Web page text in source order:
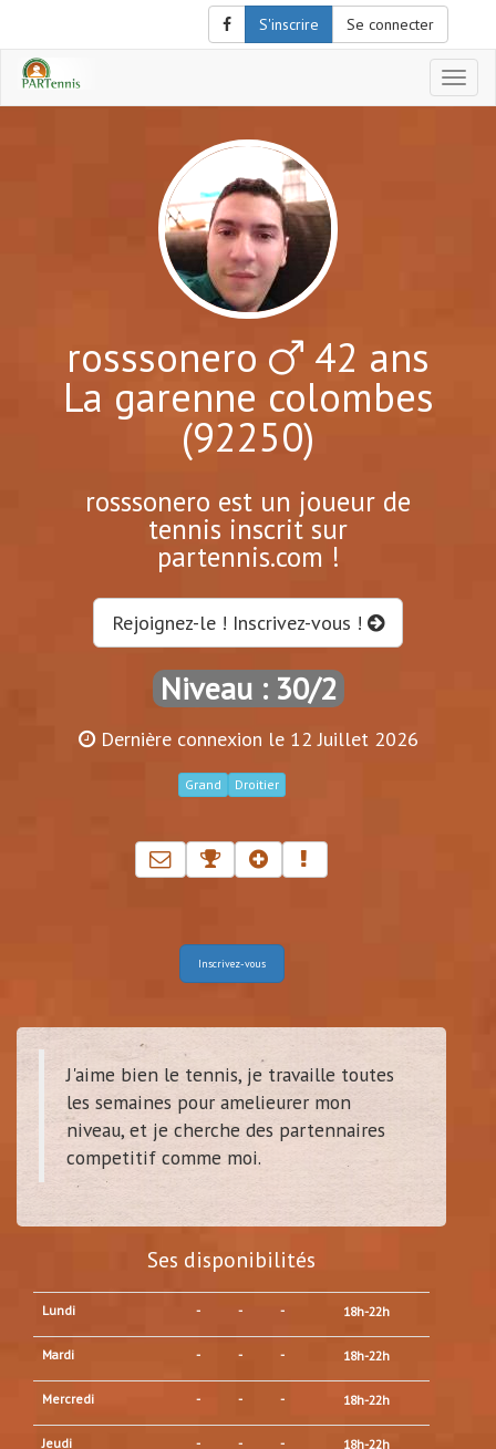
S'inscrire Se connecter
le
rosssonero 42 ans
La garenne colombes
(92250)
rosssonero est un joueur de
tennis inscrit sur
partennis.com !
Rejoignez-le ! Inscrivez-vous !
Niveau : 30/2
Dernière connexion le 12 Juillet 2026
Grand Droitier
Inscrivez-vous
J'aime bien le tennis, je travaille toutes
les semaines pour amelieurer mon
niveau, et je cherche des partennaires
competitif comme moi.
Ses disponibilités
Lundi - - - 18h-22h
Mardi - - - 18h-22h
Mercredi - - - 18h-22h
Jeudi - - - 18h-22h